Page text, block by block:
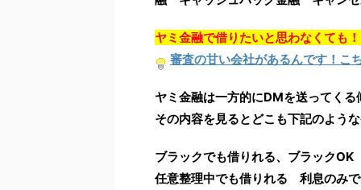
ヤミ金融で借りたいと思わなくても！
審査の甘い会社があるんです！こ
ヤミ金融は一方的にDMを送ってくる
その内容を見るとどこも下記のよう
ブラックでも借りれる、ブラック
任意整理中でも借りれる 利息の